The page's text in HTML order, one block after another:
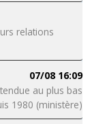
relations
07/08 16:09
au plus bas
1980 (ministère)